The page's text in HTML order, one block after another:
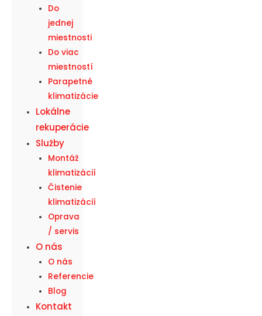
Do
jednej
miestnosti
Do viac
miestností
Parapetné
klimatizácie
Lokálne
rekuperácie
Služby
Montáž
klimatizácií
Čistenie
klimatizácií
Oprava
/ servis
O nás
O nás
Referencie
Blog
Kontakt